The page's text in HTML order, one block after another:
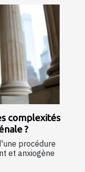
complexités
?
procédure
et anxiogène